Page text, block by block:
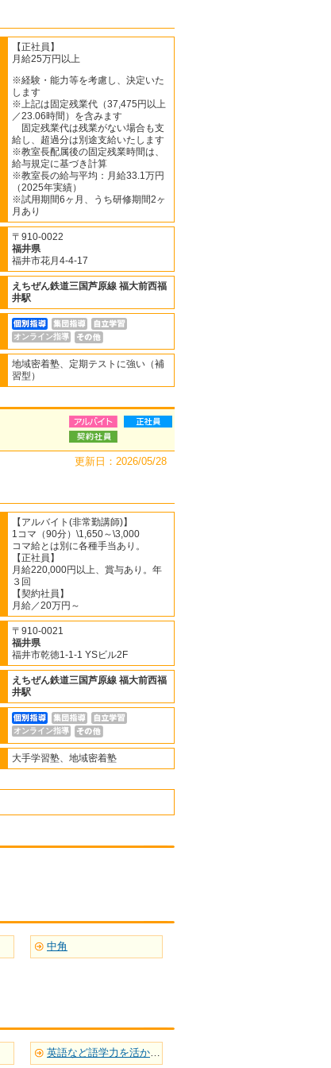
【正社員】
月給25万円以上
※経験・能力等を考慮し、決定いた
します
※上記は固定残業代（37,475円以上
／23.06時間）を含みます
固定残業代は残業がない場合も支
給し、超過分は別途支給いたします
※教室長配属後の固定残業時間は、
給与規定に基づき計算
※教室長の給与平均：月給33.1万円
（2025年実績）
※試用期間6ヶ月、うち研修期間2ヶ
月あり
〒910-0022
福井県
福井市花月4-4-17
えちぜん鉄道三国芦原線 福大前西福
井駅
オンライン指導
地域密着塾、定期テストに強い（補
習型）
更新日：2026/05/28
【アルバイト(非常勤講師)】
1コマ（90分）\1,650～\3,000
コマ給とは別に各種手当あり。
【正社員】
月給220,000円以上、賞与あり。年
３回
【契約社員】
月給／20万円～
〒910-0021
福井県
福井市乾徳1-1-1 YSビル2F
えちぜん鉄道三国芦原線 福大前西福
井駅
オンライン指導
大手学習塾、地域密着塾
中角
英語など語学力を活かせる